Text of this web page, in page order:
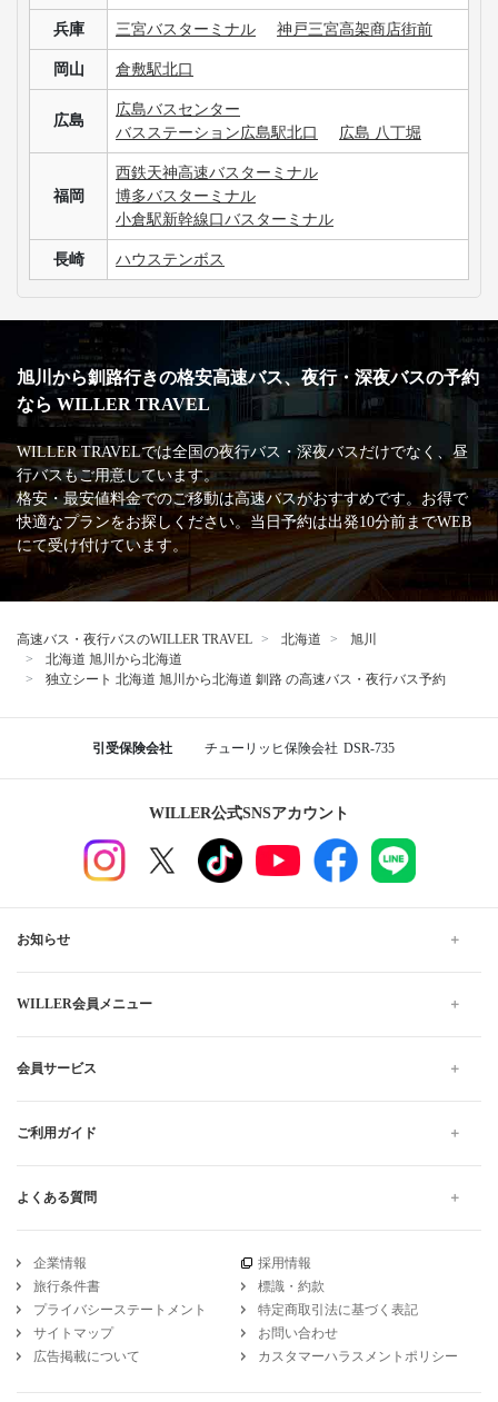
兵庫 三宮バスターミナル 神戸三宮高架商店街前
岡山 倉敷駅北口
広島
広島バスセンター
バスステーション広島駅北口
広島 八丁堀
福岡
西鉄天神高速バスターミナル
博多バスターミナル
小倉駅新幹線口バスターミナル
長崎 ハウステンボス
旭川から釧路行きの格安高速バス、夜行・深夜バスの予約
なら WILLER TRAVEL
WILLER TRAVELでは全国の夜行バス・深夜バスだけでなく、昼
行バスもご用意しています。
格安・最安値料金でのご移動は高速バスがおすすめです。お得で
快適なプランをお探しください。当日予約は出発10分前までWEB
にて受け付けています。
高速バス・夜行バスのWILLER TRAVEL 北海道
旭川
北海道 旭川から北海道
独立シート 北海道 旭川から北海道 釧路 の高速バス・夜行バス予約
引受保険会社 チューリッヒ保険会社 DSR-735
WILLER公式SNSアカウント
お知らせ
WILLER会員メニュー
会員サービス
ご利用ガイド
よくある質問
企業情報
採用情報
旅行条件書
標識・約款
プライバシーステートメント
特定商取引法に基づく表記
サイトマップ
お問い合わせ
広告掲載について
カスタマーハラスメントポリシー